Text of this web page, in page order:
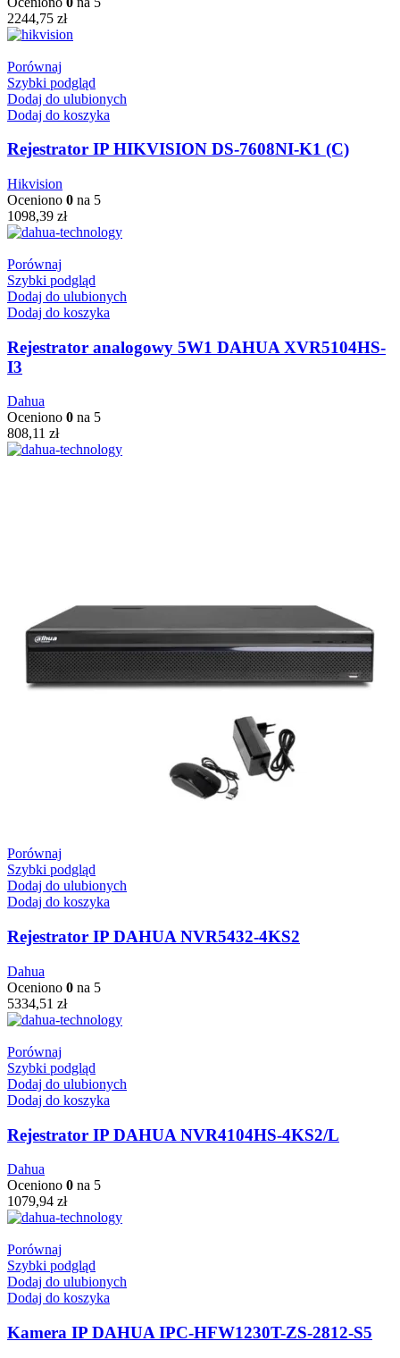
2244,75 zł
Porównaj
Szybki podgląd
Dodaj do ulubionych
Dodaj do koszyka
Rejestrator IP HIKVISION DS-7608NI-K1 (C)
Hikvision
Oceniono 0 na 5
1098,39 zł
Porównaj
Szybki podgląd
Dodaj do ulubionych
Dodaj do koszyka
Rejestrator analogowy 5W1 DAHUA XVR5104HS-
I3
Dahua
Oceniono 0 na 5
808,11 zł
Porównaj
Szybki podgląd
Dodaj do ulubionych
Dodaj do koszyka
Rejestrator IP DAHUA NVR5432-4KS2
Dahua
Oceniono 0 na 5
5334,51 zł
Porównaj
Szybki podgląd
Dodaj do ulubionych
Dodaj do koszyka
Rejestrator IP DAHUA NVR4104HS-4KS2/L
Dahua
Oceniono 0 na 5
1079,94 zł
Porównaj
Szybki podgląd
Dodaj do ulubionych
Dodaj do koszyka
Kamera IP DAHUA IPC-HFW1230T-ZS-2812-S5